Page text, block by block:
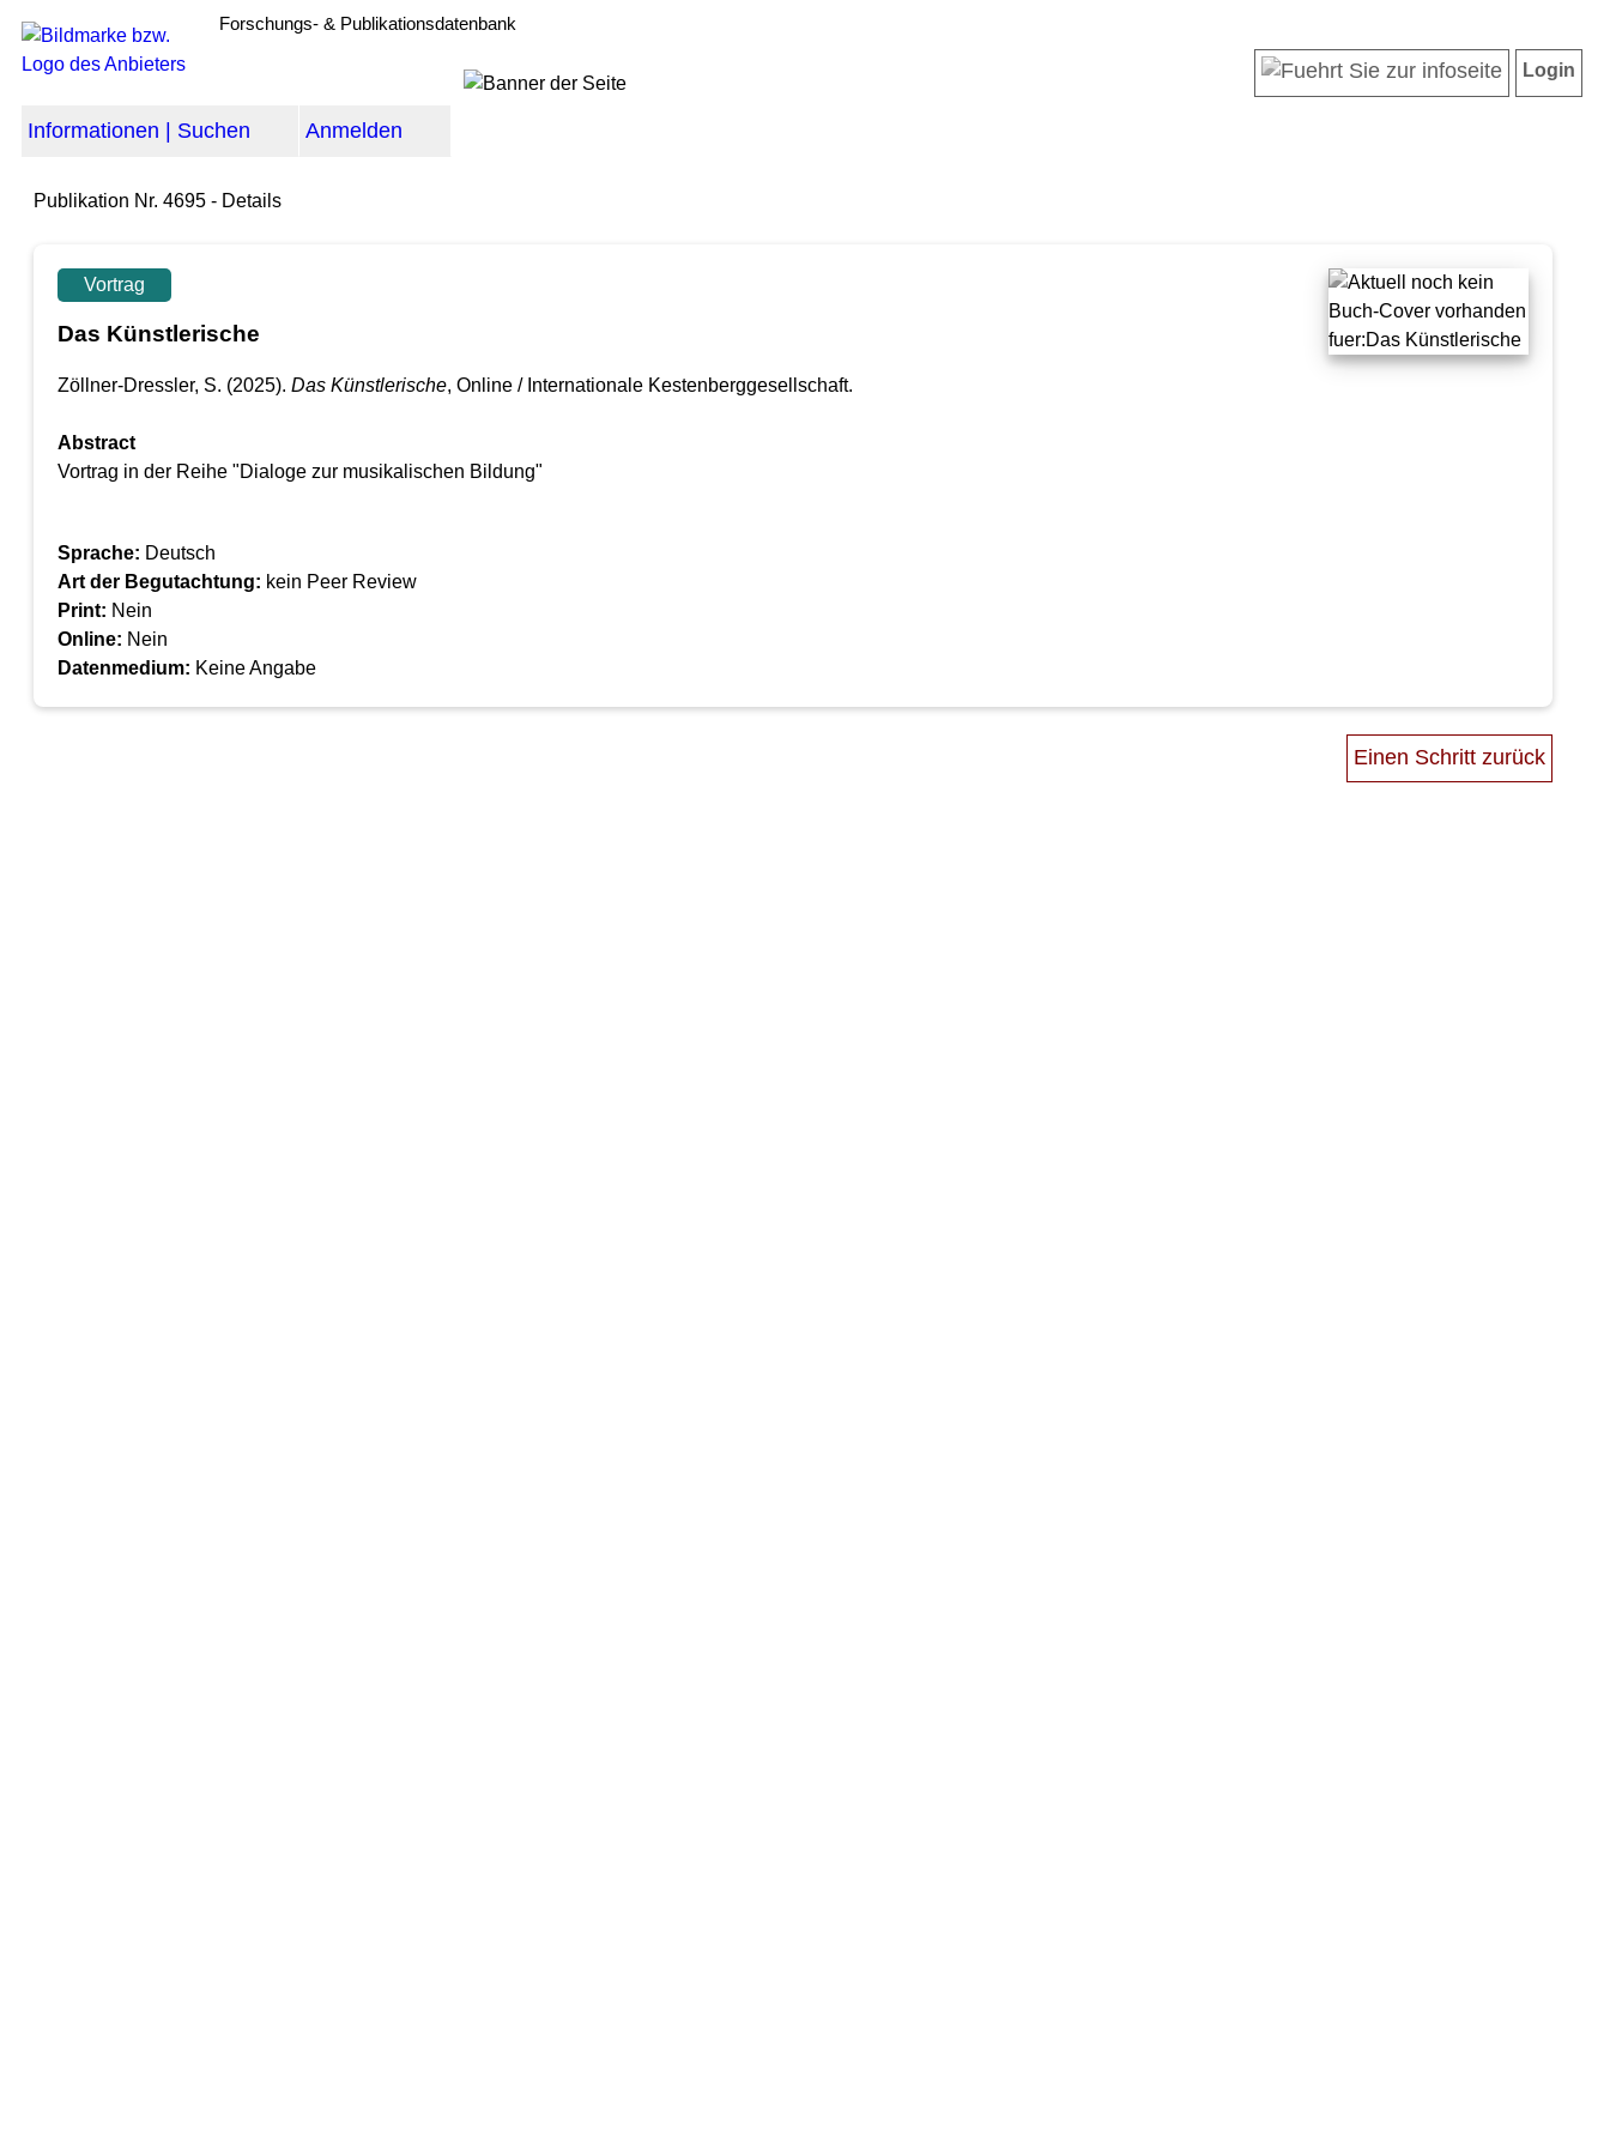
Forschungs- & Publikationsdatenbank
Informationen | Suchen Anmelden
Login
Publikation Nr. 4695 - Details
Vortrag
Das Künstlerische
Zöllner-Dressler, S. (2025). Das Künstlerische, Online / Internationale Kestenberggesellschaft.
Abstract
Vortrag in der Reihe "Dialoge zur musikalischen Bildung"
Sprache: Deutsch
Art der Begutachtung: kein Peer Review
Print: Nein
Online: Nein
Datenmedium: Keine Angabe